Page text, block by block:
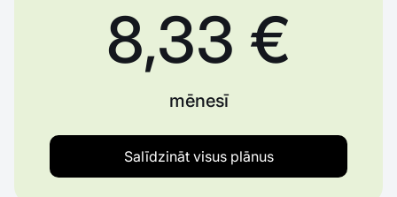
8,33 €
mēnesī
Salīdzināt visus plānus